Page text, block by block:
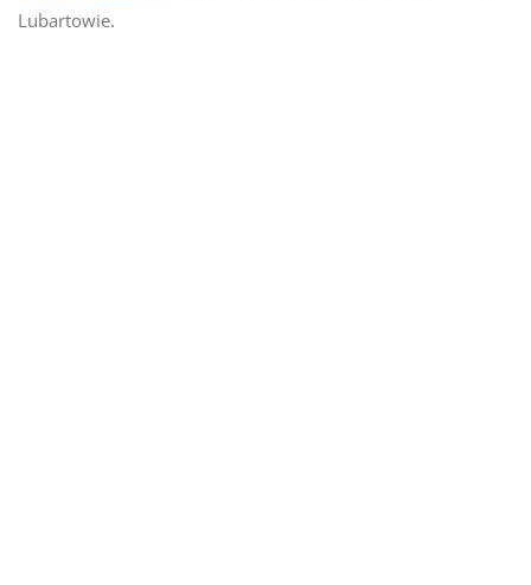
Lubartowie.